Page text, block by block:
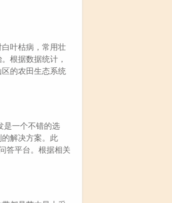
叶枯病，常用壮
根据数据统计，
的农田生态系统
是一个不错的选
解决方案。此
答平台。根据相关